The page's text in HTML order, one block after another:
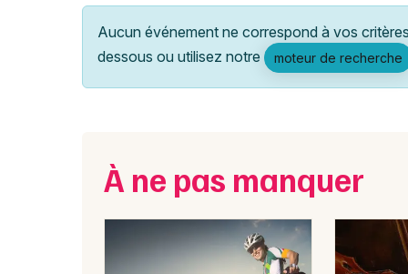
Aucun événement ne correspond à vos
dessous ou utilisez notre
moteur de recherche
À ne pas manquer